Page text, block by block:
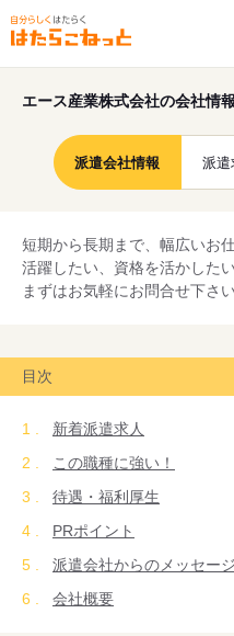
エース産業株式会社の会社情報
派遣会社情報 派遣
短期から長期まで、幅広いお
活躍したい、資格を活かした
まずはお気軽にお問合せ下さ
目次
新着派遣求人
この職種に強い！
待遇・福利厚生
PRポイント
派遣会社からのメッセージ
会社概要